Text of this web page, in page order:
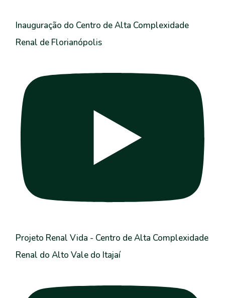
Inauguração do Centro de Alta Complexidade
Renal de Florianópolis
Projeto Renal Vida - Centro de Alta Complexidade
Renal do Alto Vale do Itajaí